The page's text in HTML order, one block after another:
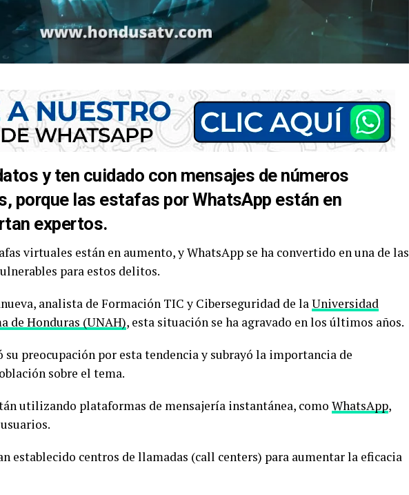
y ten cuidado con mensajes de números
porque las estafas por WhatsApp están en
expertos.
virtuales están en aumento, y WhatsApp se ha convertido en una de las
para estos delitos.
analista de Formación TIC y Ciberseguridad de la Universidad
de Honduras (UNAH), esta situación se ha agravado en los últimos años.
su preocupación por esta tendencia y subrayó la importancia de
sobre el tema.
utilizando plataformas de mensajería instantánea, como WhatsApp,
establecido centros de llamadas (call centers) para aumentar la eficacia